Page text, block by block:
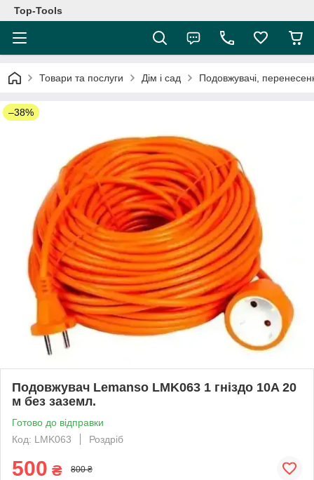
Top-Tools
Товари та послуги Дім і сад Подовжувачі,
–38%
Подовжувач Lemanso LMK063 1 гніздо 10A 20
м без заземл.
Готово до відправки
Код: LMK063
Роздріб
500 ₴ 800 ₴